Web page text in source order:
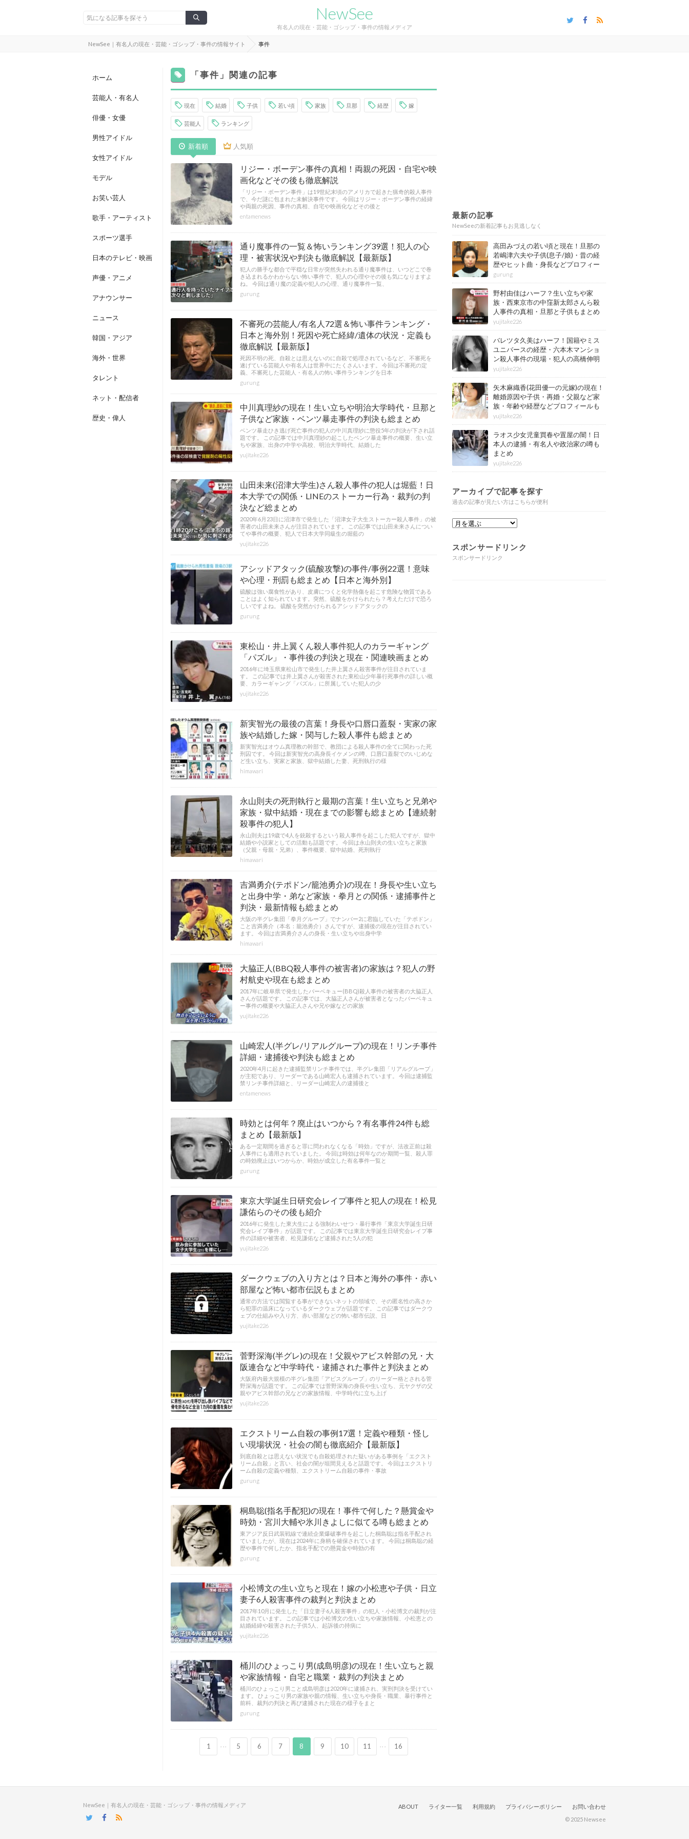
NewSee
有名人の現在・芸能・ゴシップ・事件の情報メディア
NewSee｜有名人の現在・芸能・ゴシップ・事件の情報サイト 事件
ホーム
芸能人・有名人
俳優・女優
男性アイドル
女性アイドル
モデル
お笑い芸人
歌手・アーティスト
スポーツ選手
日本のテレビ・映画
声優・アニメ
アナウンサー
ニュース
韓国・アジア
海外・世界
タレント
ネット・配信者
歴史・偉人
「事件」関連の記事
現在 結婚 子供 若い頃 家族 旦那 経歴 嫁
芸能人 ランキング
新着順 人気順
リジー・ボーデン事件の真相！両親の死因・自宅や映
画化などその後も徹底解説
「リジー・ボーデン事件」は19世紀末頃のアメリカで起きた猟奇的殺人事件
で、今だ謎に包まれた未解決事件です。 今回はリジー・ボーデン事件の経緯
や両親の死因、事件の真相、自宅や映画化などその後と
entamenews
通り魔事件の一覧＆怖いランキング39選！犯人の心
理・被害状況や判決も徹底解説【最新版】
犯人の勝手な都合で平穏な日常が突然失われる通り魔事件は、いつどこで巻
き込まれるかわからない怖い事件で、犯人の心理やその後も気になりますよ
ね。 今回は通り魔の定義や犯人の心理、通り魔事件一覧、
gurung
不審死の芸能人/有名人72選＆怖い事件ランキング・
日本と海外別！死因や死亡経緯/遺体の状況・定義も
徹底解説【最新版】
死因不明の死、自殺とは思えないのに自殺で処理されているなど、不審死を
遂げている芸能人や有名人は世界中にたくさんいます。 今回は不審死の定
義、不審死した芸能人・有名人の怖い事件ランキングを日本
gurung
中川真理紗の現在！生い立ちや明治大学時代・旦那と
子供など家族・ベンツ暴走事件の判決も総まとめ
ベンツ暴走ひき逃げ死亡事件の犯人の中川真理紗に懲役5年の判決が下され話
題です。 この記事では中川真理紗の起こしたベンツ暴走事件の概要、生い立
ちや家族、出身の中学や高校、明治大学時代、結婚した
yujitake226
山田未来(沼津大学生)さん殺人事件の犯人は堀藍！日
本大学での関係・LINEのストーカー行為・裁判の判
決など総まとめ
2020年6月23日に沼津市で発生した「沼津女子大生ストーカー殺人事件」の被
害者の山田未来さんが注目されています。 この記事では山田未来さんについ
てや事件の概要、犯人で日本大学同級生の堀藍の
yujitake226
アシッドアタック(硫酸攻撃)の事件/事例22選！意味
や心理・刑罰も総まとめ【日本と海外別】
硫酸は強い腐食性があり、皮膚につくと化学熱傷を起こす危険な物質である
ことはよく知られています。突然、硫酸をかけられたら？考えただけで恐ろ
しいですよね。 硫酸を突然かけられるアシッドアタックの
gurung
東松山・井上翼くん殺人事件犯人のカラーギャング
「パズル」・事件後の判決と現在・関連映画まとめ
2016年に埼玉県東松山市で発生した井上翼さん殺害事件が注目されていま
す。 この記事では井上翼さんが殺害された東松山少年暴行死事件の詳しい概
要、カラーギャング「パズル」に所属していた犯人の少
yujitake226
新実智光の最後の言葉！身長や口唇口蓋裂・実家の家
族や結婚した嫁・関与した殺人事件も総まとめ
新実智光はオウム真理教の幹部で、教団による殺人事件の全てに関わった死
刑囚です。 今回は新実智光の高身長イケメンの噂、口唇口蓋裂でのいじめな
ど生い立ち、実家と家族、獄中結婚した妻、死刑執行の様
himawari
永山則夫の死刑執行と最期の言葉！生い立ちと兄弟や
家族・獄中結婚・現在までの影響も総まとめ【連続射
殺事件の犯人】
永山則夫は19歳で4人を銃殺するという殺人事件を起こした犯人ですが、獄中
結婚や小説家としての活動も話題です。 今回は永山則夫の生い立ちと家族
（父親・母親・兄弟）、事件概要、獄中結婚、死刑執行
himawari
吉満勇介(テポドン/籠池勇介)の現在！身長や生い立ち
と出身中学・弟など家族・拳月との関係・逮捕事件と
判決・最新情報も総まとめ
大阪の半グレ集団「拳月グループ」でナンバー2に君臨していた「テポドン」
こと吉満勇介（本名：籠池勇介）さんですが、逮捕後の現在が注目されてい
ます。 今回は吉満勇介さんの身長・生い立ちや出身中学
himawari
大脇正人(BBQ殺人事件の被害者)の家族は？犯人の野
村航史や現在も総まとめ
2017年に岐阜県で発生したバーベキュー(BBQ)殺人事件の被害者の大脇正人
さんが話題です。 この記事では、大脇正人さんが被害者となったバーベキュ
ー事件の概要や大脇正人さんや兄や嫁などの家族
yujitake226
山崎宏人(半グレ/リアルグループ)の現在！リンチ事件
詳細・逮捕後や判決も総まとめ
2020年4月に起きた逮捕監禁リンチ事件では、半グレ集団「リアルグループ」
が主犯であり、リーダーである山崎宏人も逮捕されています。 今回は逮捕監
禁リンチ事件詳細と、リーダー山崎宏人の逮捕後と
entamenews
時効とは何年？廃止はいつから？有名事件24件も総
まとめ【最新版】
ある一定期間を過ぎると罪に問われなくなる「時効」ですが、法改正前は殺
人事件にも適用されていました。 今回は時効は何年なのか期間一覧、殺人罪
の時効廃止はいつからか、時効が成立した有名事件一覧と
gurung
東京大学誕生日研究会レイプ事件と犯人の現在！松見
謙佑らのその後も紹介
2016年に発生した東大生による強制わいせつ・暴行事件「東京大学誕生日研
究会レイプ事件」が話題です。 この記事では東京大学誕生日研究会レイプ事
件の詳細や被害者、松見謙佑など逮捕された5人の犯
yujitake226
ダークウェブの入り方とは？日本と海外の事件・赤い
部屋など怖い都市伝説もまとめ
通常の方法では閲覧する事ができないネットの領域で、その匿名性の高さか
ら犯罪の温床になっているダークウェブが話題です。 この記事ではダークウ
ェブの仕組みや入り方、赤い部屋などの怖い都市伝説、日
yujitake226
菅野深海(半グレ)の現在！父親やアビス幹部の兄・大
阪連合など中学時代・逮捕された事件と判決まとめ
大阪府内最大規模の半グレ集団「アビスグループ」のリーダー格とされる菅
野深海が話題です。 この記事では菅野深海の身長や生い立ち、元ヤクザの父
親やアビス幹部の兄などの家族情報、中学時代に立ち上げ
yujitake226
エクストリーム自殺の事例17選！定義や種類・怪し
い現場状況・社会の闇も徹底紹介【最新版】
到底自殺とは思えない状況でも自殺処理された疑いがある事例を「エクスト
リーム自殺」と言い、社会の闇が垣間見えると話題です。 今回はエクストリ
ーム自殺の定義や種類、エクストリーム自殺の事件・事故
gurung
桐島聡(指名手配犯)の現在！事件で何した？懸賞金や
時効・宮川大輔や氷川きよしに似てる噂も総まとめ
東アジア反日武装戦線で連続企業爆破事件を起こした桐島聡は指名手配され
ていましたが、現在は2024年に身柄を確保されています。 今回は桐島聡の経
歴や事件で何したか、指名手配での懸賞金や時効の有
gurung
小松博文の生い立ちと現在！嫁の小松恵や子供・日立
妻子6人殺害事件の裁判と判決まとめ
2017年10月に発生した「日立妻子6人殺害事件」の犯人・小松博文の裁判が注
目されています。 この記事では小松博文の生い立ちや家族情報、小松恵との
結婚経緯や殺害された子供5人、起訴後の持病に
yujitake226
桶川のひょっこり男(成島明彦)の現在！生い立ちと親
や家族情報・自宅と職業・裁判の判決まとめ
桶川のひょっこり男こと成島明彦は2020年に逮捕され、実刑判決を受けてい
ます。 ひょっこり男の家族や親の情報、生い立ちや身長・職業、暴行事件と
前科、裁判の判決と再び逮捕された現在の様子をまと
gurung
1 5 6 7 8 9 10 11 16
最新の記事
NewSeeの新着記事もお見逃しなく
高田みづえの若い頃と現在！旦那の
若嶋津六夫や子供(息子/娘)・昔の経
歴やヒット曲・身長などプロフィー
ルもまとめ
gurung
野村由佳はハーフ？生い立ちや家
族・西東京市の中窪新太郎さんら殺
人事件の真相・旦那と子供もまとめ
yujitake226
バレツタ久美はハーフ！国籍やミス
ユニバースの経歴・六本木マンショ
ン殺人事件の現場・犯人の高橋伸明
との関係もまとめ
yujitake226
矢木麻織香(花田優一の元嫁)の現在！
離婚原因や子供・再婚・父親など家
族・年齢や経歴などプロフィールも
まとめ
yujitake226
ラオス少女児童買春や置屋の闇！日
本人の逮捕・有名人や政治家の噂も
まとめ
yujitake226
アーカイブで記事を探す
過去の記事が見たい方はこちらが便利
スポンサードリンク
スポンサードリンク
NewSee｜有名人の現在・芸能・ゴシップ・事件の情報メディア ABOUT ライター一覧 利用規約 プライバシーポリシー
お問い合わせ
© 2025 Newsee